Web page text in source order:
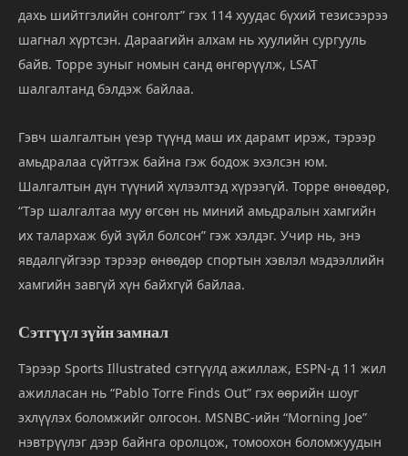
дахь шийтгэлийн сонголт” гэх 114 хуудас бүхий тезисээрээ
шагнал хүртсэн. Дараагийн алхам нь хуулийн сургууль
байв. Торре зуныг номын санд өнгөрүүлж, LSAT
шалгалтанд бэлдэж байлаа.
Гэвч шалгалтын үеэр түүнд маш их дарамт ирэж, тэрээр
амьдралаа сүйтгэж байна гэж бодож эхэлсэн юм.
Шалгалтын дүн түүний хүлээлтэд хүрээгүй. Торре өнөөдөр,
“Тэр шалгалтаа муу өгсөн нь миний амьдралын хамгийн
их талархаж буй зүйл болсон” гэж хэлдэг. Учир нь, энэ
явдалгүйгээр тэрээр өнөөдөр спортын хэвлэл мэдээллийн
хамгийн завгүй хүн байхгүй байлаа.
Сэтгүүл зүйн замнал
Тэрээр Sports Illustrated сэтгүүлд ажиллаж, ESPN-д 11 жил
ажилласан нь “Pablo Torre Finds Out” гэх өөрийн шоуг
эхлүүлэх боломжийг олгосон. MSNBC-ийн “Morning Joe”
нэвтрүүлэг дээр байнга оролцож, томоохон боломжуудын